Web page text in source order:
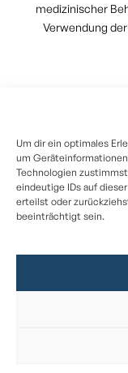
Um dir ein optimales
um
Technologien
eindeutige IDs auf
erteilst oder
beeinträchtigt sein.
medizinischer
Verwendung